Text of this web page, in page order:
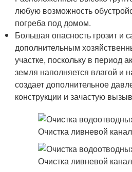
любую возможность
погреба под домом.
Большая опасность грозит и
дополнительным
участке, поскольку в период
земля наполняется влагой и
создает дополнительное
конструкции и зачастую